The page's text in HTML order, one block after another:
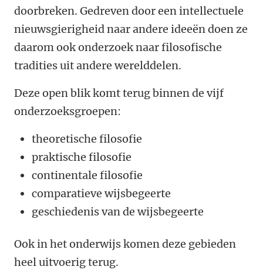
doorbreken. Gedreven door een intellectuele
nieuwsgierigheid naar andere ideeën doen ze
daarom ook onderzoek naar filosofische
tradities uit andere werelddelen.
Deze open blik komt terug binnen de vijf
onderzoeksgroepen:
theoretische filosofie
praktische filosofie
continentale filosofie
comparatieve wijsbegeerte
geschiedenis van de wijsbegeerte
Ook in het onderwijs komen deze gebieden
heel uitvoerig terug.